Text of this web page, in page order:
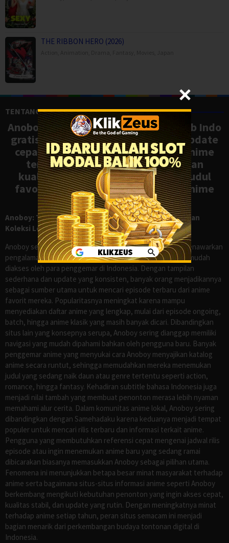
THE RIBBON HERO (2026)
TENTANG ANOBOY
Anoboy adalah situs nonton anime sub Indo
gratis dengan koleksi lengkap dan update
cepat, mirip Samehadaku. Tonton anime
terbaru, ongoing, dan batch dengan
kualitas HD tanpa ribet. Temukan judul
favoritmu dan nikmati streaming anime
terbaik kapan saja.
Anoboy: Tempat Nonton Anime Sub Indo Gratis dengan
Koleksi Lengkap seperti Samehadaku
Anoboy sejak lama dikenal sebagai salah satu situs yang menawarkan
pengalaman menonton anime sub Indo secara praktis dan mudah
diakses oleh para penggemar di Indonesia. Dengan tampilan
sederhana dan update yang konsisten, banyak orang menjadikannya
sebagai sumber utama untuk mencari episode terbaru dari anime
favorit mereka. Popularitasnya meningkat karena mampu
menyediakan daftar anime yang lengkap, mulai dari episode ongoing,
batch, hingga anime klasik yang masih banyak dicari. Dibandingkan
situs lain yang konsepnya serupa, Anoboy sering dianggap memiliki
navigasi yang mudah dipahami bahkan oleh pengguna baru. Banyak
penggemar anime yang menyukai cara Anoboy menyajikan katalog
anime secara runtut, sehingga memudahkan mereka menemukan
judul yang sedang naik daun atau genre tertentu seperti action,
romance, hingga fantasy. Kehadiran subtitle bahasa Indonesia juga
menjadi nilai tambah yang membuat penonton merasa lebih nyaman
memahami alur cerita. Dalam komunitas anime lokal, Anoboy sering
dibandingkan dengan Samehadaku karena keduanya menjadi tempat
populer untuk mencari rilis terbaru dan informasi terkait anime.
Pengguna yang membutuhkan referensi cepat mengenai jadwal rilis
episode atau ingin menemukan anime baru yang sedang ramai
dibicarakan biasanya memasukkan Anoboy sebagai pilihan utama.
Fenomena ini menunjukkan betapa besar minat masyarakat terhadap
anime serta bagaimana situs-situs informasi anime seperti Anoboy
berkembang mengikuti kebutuhan penonton yang ingin akses cepat,
kualitas stabil, dan update yang rutin. Dengan meningkatnya minat
terhadap anime setiap tahun, peran situs semacam ini menjadi
bagian menarik dari perkembangan budaya tontonan digital di
Indonesia.